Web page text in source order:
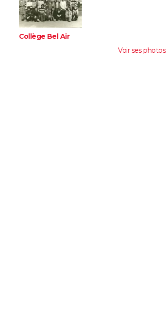
Collège Bel Air
Voir ses photos